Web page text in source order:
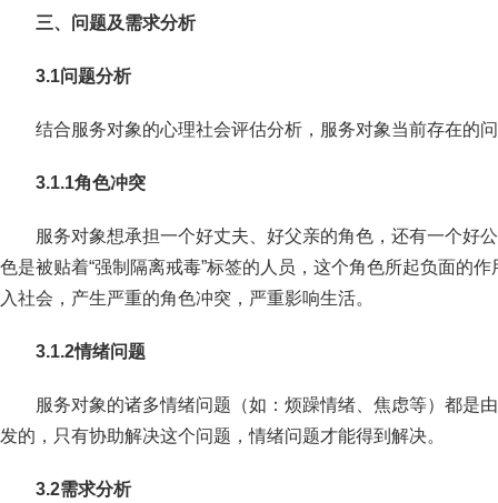
三、问题及需求分析
3.1问题分析
结合服务对象的心理社会评估分析，服务对象当前存在的
3.1.1角色冲突
服务对象想承担一个好丈夫、好父亲的角色，还有一个好
色是被贴着“强制隔离戒毒”标签的人员，这个角色所起负面的
入社会，产生严重的角色冲突，严重影响生活。
3.1.2情绪问题
服务对象的诸多情绪问题（如：烦躁情绪、焦虑等）都是
发的，只有协助解决这个问题，情绪问题才能得到解决。
3.2需求分析